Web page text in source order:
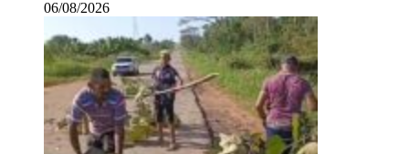
06/08/2026